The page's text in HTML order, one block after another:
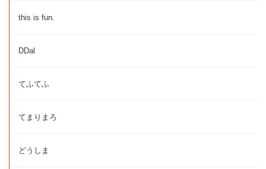
this is fun.
DDal
てふてふ
てまりまろ
どうしま